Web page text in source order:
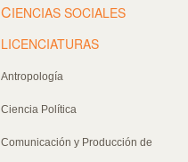
CIENCIAS SOCIALES
LICENCIATURAS
Antropología
Ciencia Política
Comunicación y Producción de